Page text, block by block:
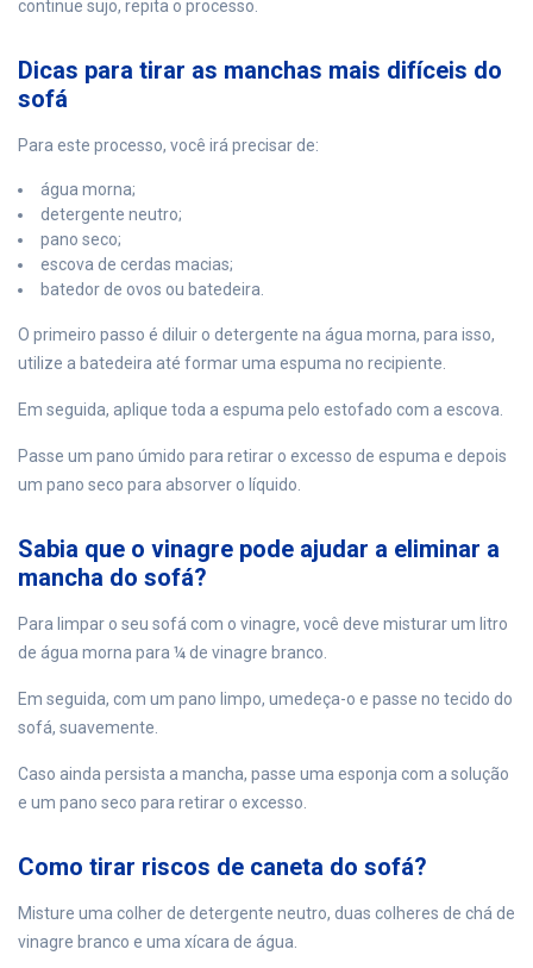
continue sujo, repita o processo.
Dicas para tirar as manchas mais difíceis do
sofá
Para este processo, você irá precisar de:
água morna;
detergente neutro;
pano seco;
escova de cerdas macias;
batedor de ovos ou batedeira.
O primeiro passo é diluir o detergente na água morna, para isso,
utilize a batedeira até formar uma espuma no recipiente.
Em seguida, aplique toda a espuma pelo estofado com a escova.
Passe um pano úmido para retirar o excesso de espuma e depois
um pano seco para absorver o líquido.
Sabia que o vinagre pode ajudar a eliminar a
mancha do sofá?
Para limpar o seu sofá com o vinagre, você deve misturar um litro
de água morna para ¼ de vinagre branco.
Em seguida, com um pano limpo, umedeça-o e passe no tecido do
sofá, suavemente.
Caso ainda persista a mancha, passe uma esponja com a solução
e um pano seco para retirar o excesso.
Como tirar riscos de caneta do sofá?
Misture uma colher de detergente neutro, duas colheres de chá de
vinagre branco e uma xícara de água.